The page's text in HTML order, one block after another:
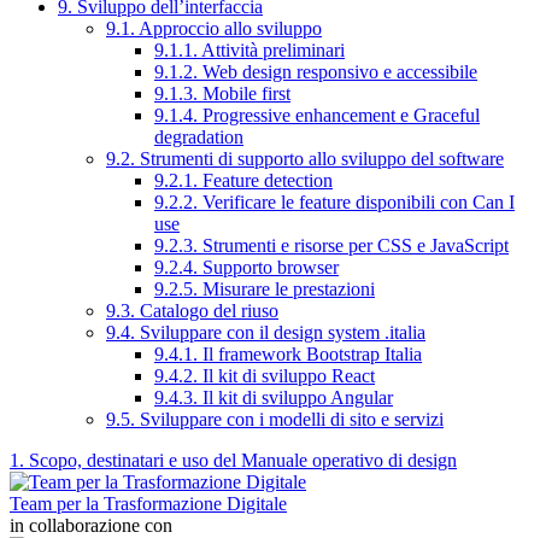
9. Sviluppo dell’interfaccia
9.1. Approccio allo sviluppo
9.1.1. Attività preliminari
9.1.2. Web design responsivo e accessibile
9.1.3. Mobile first
9.1.4. Progressive enhancement e Graceful
degradation
9.2. Strumenti di supporto allo sviluppo del software
9.2.1. Feature detection
9.2.2. Verificare le feature disponibili con Can I
use
9.2.3. Strumenti e risorse per CSS e JavaScript
9.2.4. Supporto browser
9.2.5. Misurare le prestazioni
9.3. Catalogo del riuso
9.4. Sviluppare con il design system .italia
9.4.1. Il framework Bootstrap Italia
9.4.2. Il kit di sviluppo React
9.4.3. Il kit di sviluppo Angular
9.5. Sviluppare con i modelli di sito e servizi
1. Scopo, destinatari e uso del Manuale operativo di design
Team per la Trasformazione Digitale
in collaborazione con